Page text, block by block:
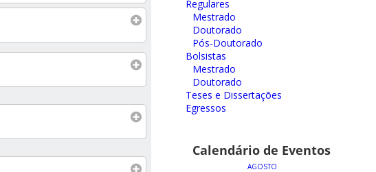
Regulares
Mestrado
Doutorado
Pós-Doutorado
Bolsistas
Mestrado
Doutorado
Teses e Dissertações
Egressos
Calendário de Eventos
AGOSTO